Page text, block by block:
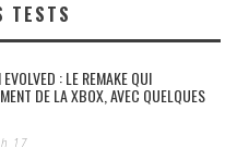
TESTS
: LE REMAKE QUI
DE LA XBOX, AVEC QUELQUES
17